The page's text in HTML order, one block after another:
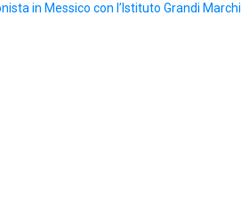
in Messico con l’Istituto Grandi Marchi